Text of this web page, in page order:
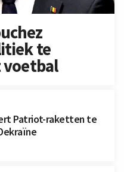
te
Patriot-raketten te